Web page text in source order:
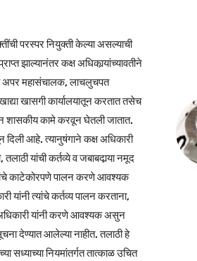
परस्पर नियुक्ती केल्या असल्याची
झाल्यानंतर कक्ष अधिकार्‍यांच्यावतीने
अपर महासंचालक, लाचलुचपत
खासगी कार्यालयातून करतात तसेच
शासकीय कामे करवून घेतली जातात.
दिली आहे. त्यानुषंगाने कक्ष अधिकारी
यांची कर्तव्ये व जबाबदार्‍या नमूद
काटेकोरपणे पालन करणे आवश्यक
यांनी त्यांचे कर्तव्य पालन करताना,
यांनी करणे आवश्यक असुन
देण्यात आलेल्या नाहीत. तलाठी हे
सध्याच्या नियमांतर्गत तात्काळ उचित